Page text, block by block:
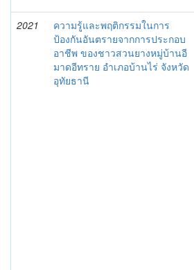
2021
ความรู้และพฤติกรรมในการ
ป้องกันอันตรายจากการประกอบ
อาชีพ ของชาวสวนยางหมู่บ้านอี
มาดอีทราย อำเภอบ้านไร่ จังหวัด
อุทัยธานี